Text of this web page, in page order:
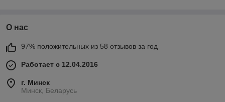
О нас
97% положительных из 58 отзывов за год
Работает с 12.04.2016
г. Минск
Минск, Беларусь